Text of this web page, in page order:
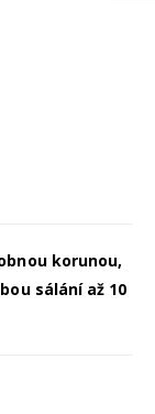
korunou,
sálání až 10